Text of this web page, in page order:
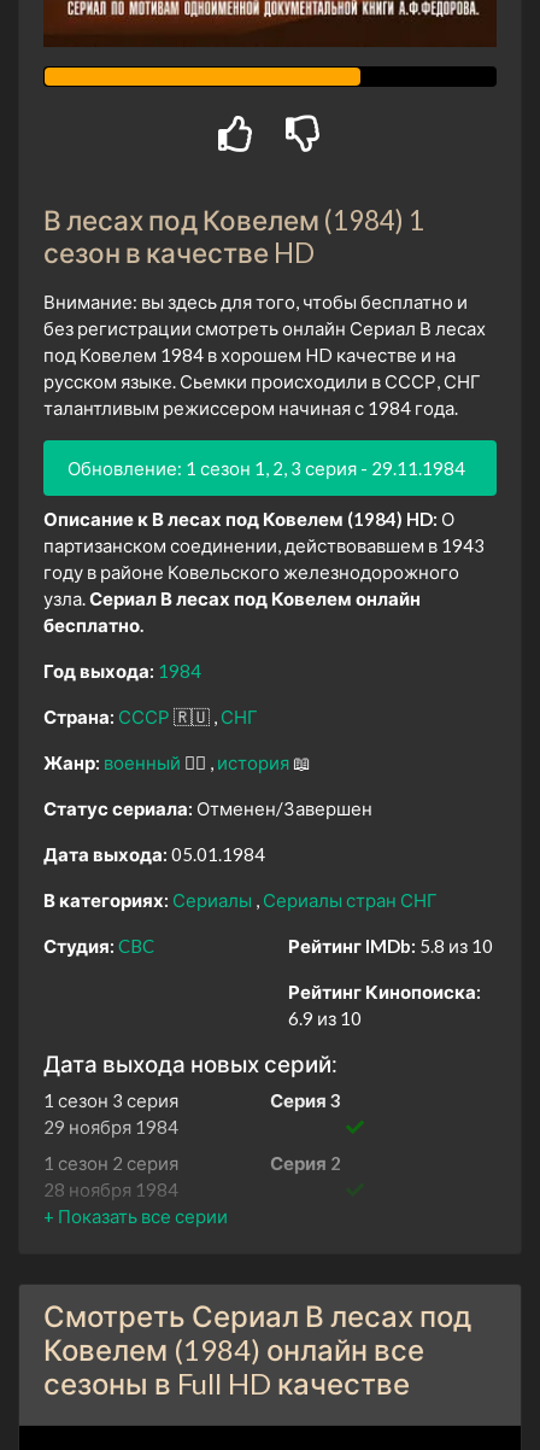
В лесах под Ковелем (1984) 1
сезон в качестве HD
Внимание: вы здесь для того, чтобы бесплатно и
без регистрации смотреть онлайн Сериал В лесах
под Ковелем 1984 в хорошем HD качестве и на
русском языке. Сьемки происходили в СССР, СНГ
талантливым режиссером начиная с 1984 года.
Обновление: 1 сезон 1, 2, 3 серия - 29.11.1984
Описание к В лесах под Ковелем (1984) HD: О
партизанском соединении, действовавшем в 1943
году в районе Ковельского железнодорожного
узла.Сериал В лесах под Ковелем онлайн
бесплатно.
Год выхода: 1984
Страна: СССР 🇷🇺 СНГ
Жанр: военный 👨‍✈️ история 📖
Статус сериала: Отменен/Завершен
Дата выхода: 05.01.1984
В категориях: Сериалы Сериалы стран СНГ
Студия: CBC Рейтинг IMDb: 5.8 из 10
Рейтинг Кинопоиска:
6.9 из 10
Дата выхода новых серий:
1 сезон 3 серия
Серия 3
29 ноября 1984
1 сезон 2 серия
Серия 2
28 ноября 1984
1 сезон 1 серия
Смотреть Сериал В лесах под
Ковелем (1984) онлайн все
сезоны в Full HD качестве